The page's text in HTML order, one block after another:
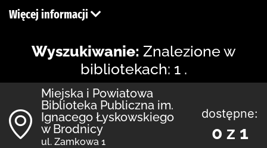
Więcej informacji
Wyszukiwanie: Znalezione w
bibliotekach: 1 .
Miejska i Powiatowa
Biblioteka Publiczna im.
Ignacego Łyskowskiego
w Brodnicy
ul. Zamkowa 1
dostępne:
0 z 1